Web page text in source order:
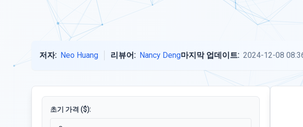
저자: Neo Huang 리뷰어: Nancy Deng마지막 업데이트: 2024-12-08
초기 가격 ($):